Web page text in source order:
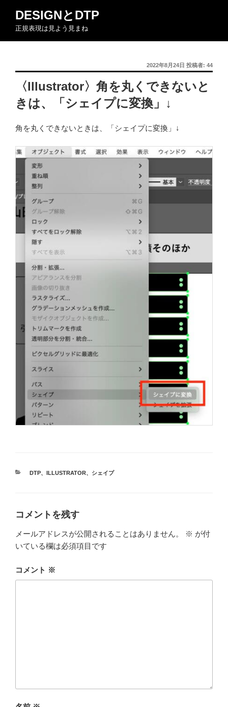
ン
DESIGNとDTP
正規表現は見よう見まね
投
稿
日:
2022年8月24日 投稿者: 44
〈Illustrator〉角を丸くできないと
きは、「シェイプに変換」↓
角を丸くできないときは、「シェイプに変換」↓
カ
DTP、 ILLUSTRATOR、 シェイプ
コメントを残す
メールアドレスが公開されることはありません。 ※ が付
いている欄は必須項目です
コメント ※